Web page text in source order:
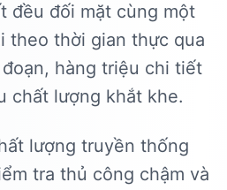
đều đối mặt cùng một
theo thời gian thực qua
hàng triệu chi tiết
chất lượng khắt khe.
lượng truyền thống
tra thủ công chậm và